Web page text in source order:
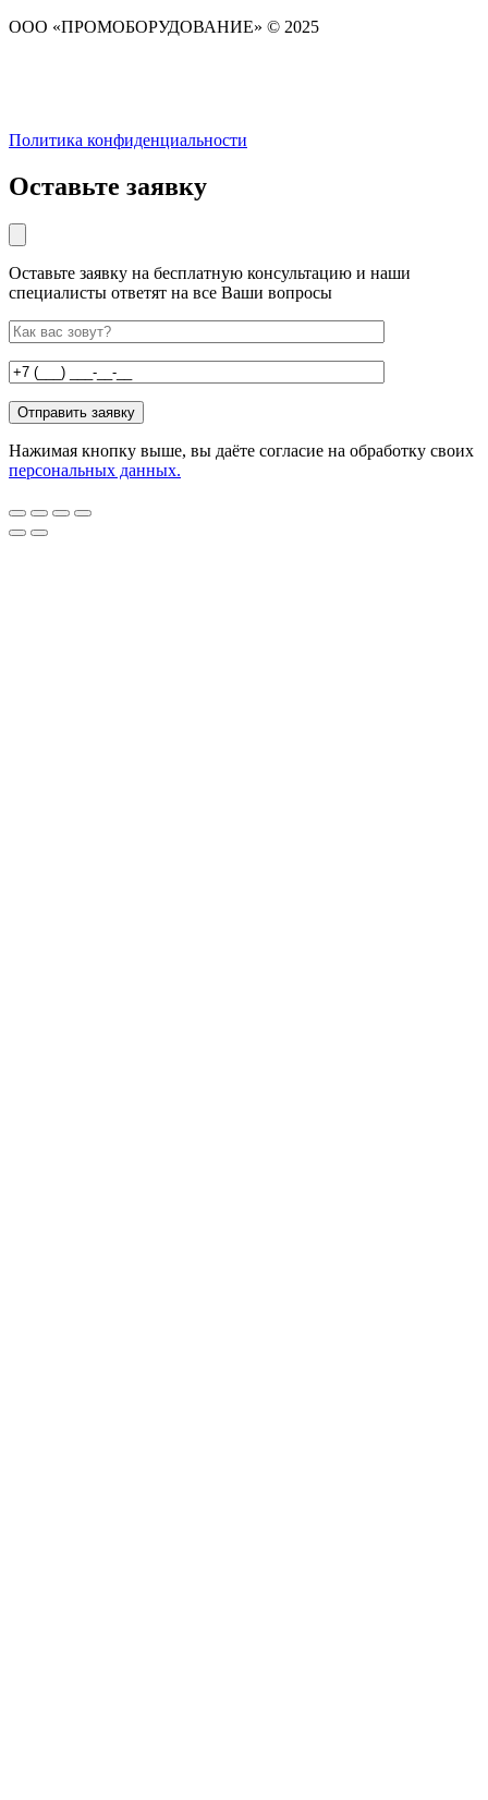
ООО «ПРОМОБОРУДОВАНИЕ» © 2025
Политика конфиденциальности
Оставьте заявку
Оставьте заявку на бесплатную консультацию и наши
специалисты ответят на все Ваши вопросы
Нажимая кнопку выше, вы даёте согласие на обработку своих
персональных данных.